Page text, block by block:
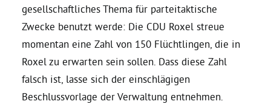
Ratsanträge
Fraktionsgeschäftsstelle
Bezirksvertretungen
gesellschaftliches Thema für parteitaktische
Zwecke benutzt werde: Die CDU Roxel streue
momentan eine Zahl von 150 Flüchtlingen, die in
Roxel zu erwarten sein sollen. Dass diese Zahl
falsch ist, lasse sich der einschlägigen
Beschlussvorlage der Verwaltung entnehmen.